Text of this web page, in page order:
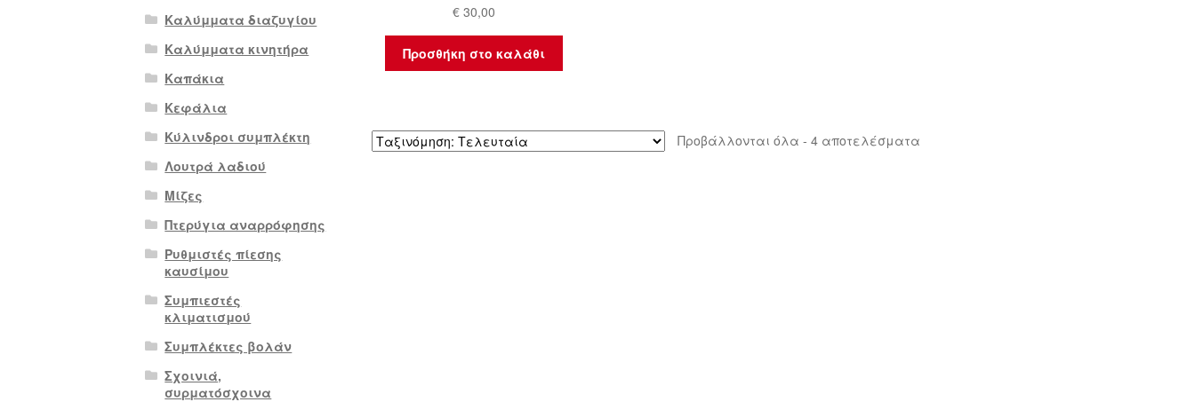
€ 30,00
Προσθήκη στο καλάθι
Προβάλλονται όλα - 4 αποτελέσματαSorted
Καλύμματα διαζυγίου
Καλύμματα κινητήρα
Καπάκια
Κεφάλια
Κύλινδροι συμπλέκτη
Λουτρά λαδιού
Μίζες
Πτερύγια αναρρόφησης
Ρυθμιστές πίεσης
καυσίμου
Συμπιεστές
κλιματισμού
Συμπλέκτες βολάν
Σχοινιά,
συρματόσχοινα